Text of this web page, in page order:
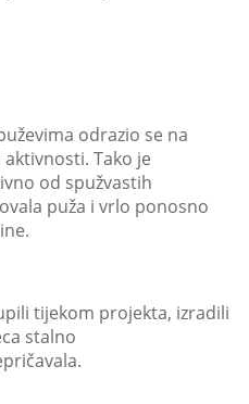
odrazio se na
Tako je
od spužvastih
puža i vrlo ponosno
tijekom projekta, izradili
stalno